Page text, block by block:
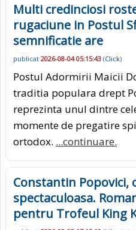
Multi credinciosi
rugaciune in Postul
semnificatie are
publicat 2026-08-04 05:15:43 (Click)
Postul Adormirii Maicii
traditia populara drept
reprezinta unul dintre
momente de pregatire
ortodox. ...continuare.
Constantin Popovici,
spectaculoasa.
pentru Trofeul King